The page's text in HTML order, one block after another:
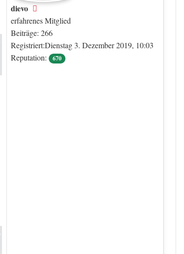
dievo
erfahrenes Mitglied
Beiträge: 266
Registriert:Dienstag 3. Dezember 2019, 10:03
Reputation:
670